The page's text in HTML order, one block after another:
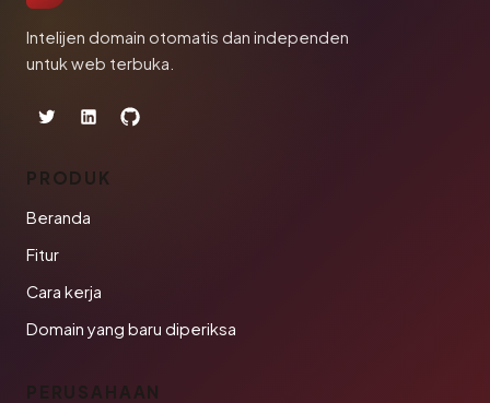
Intelijen domain otomatis dan independen
untuk web terbuka.
PRODUK
Beranda
Fitur
Cara kerja
Domain yang baru diperiksa
PERUSAHAAN